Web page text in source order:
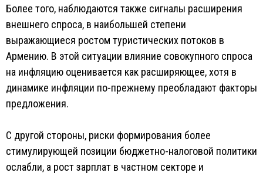
Более того, наблюдаются также сигналы расширения
внешнего спроса, в наибольшей степени
выражающиеся ростом туристических потоков в
Армению. В этой ситуации влияние совокупного спроса
на инфляцию оценивается как расширяющее, хотя в
динамике инфляции по-прежнему преобладают факторы
предложения.
С другой стороны, риски формирования более
стимулирующей позиции бюджетно-налоговой политики
ослабли, а рост зарплат в частном секторе и